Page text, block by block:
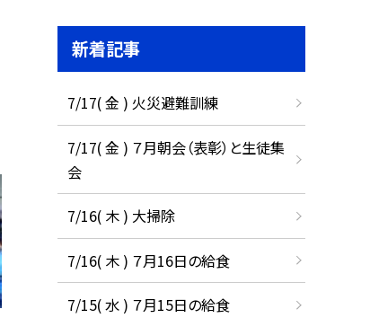
新着記事
7/17( 金 ) 火災避難訓練
7/17( 金 ) ７月朝会（表彰）と生徒集
会
7/16( 木 ) 大掃除
7/16( 木 ) ７月16日の給食
7/15( 水 ) ７月15日の給食